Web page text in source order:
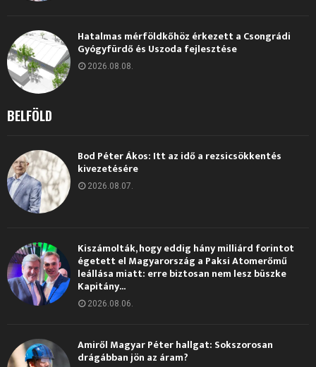
Hatalmas mérföldkőhöz érkezett a Csongrádi
Gyógyfürdő és Uszoda fejlesztése
2026.08.08.
BELFÖLD
Bod Péter Ákos: Itt az idő a rezsicsökkentés
kivezetésére
2026.08.07.
Kiszámolták, hogy eddig hány milliárd forintot
égetett el Magyarország a Paksi Atomerőmű
leállása miatt: erre biztosan nem lesz büszke
Kapitány...
2026.08.06.
Amiről Magyar Péter hallgat: Sokszorosan
drágábban jön az áram?